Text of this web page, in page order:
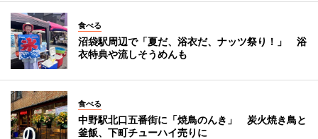
食べる
沼袋駅周辺で「夏だ、浴衣だ、ナッツ祭り！」 浴
衣特典や流しそうめんも
食べる
中野駅北口五番街に「焼鳥のんき」 炭火焼き鳥と
釜飯、下町チューハイ売りに